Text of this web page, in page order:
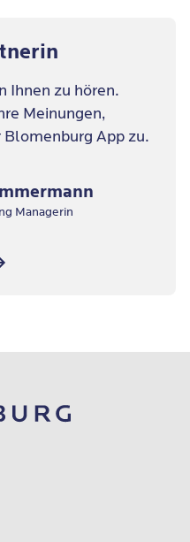
Artikel usw.
Ihnen zu hören.
Meinungen,
Blomenburg App zu.
Managerin